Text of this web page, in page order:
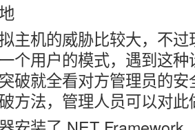
主机的威胁比较大，不
个用户的模式，遇到这
破就全看对方管理员的
方法，管理人员可以对